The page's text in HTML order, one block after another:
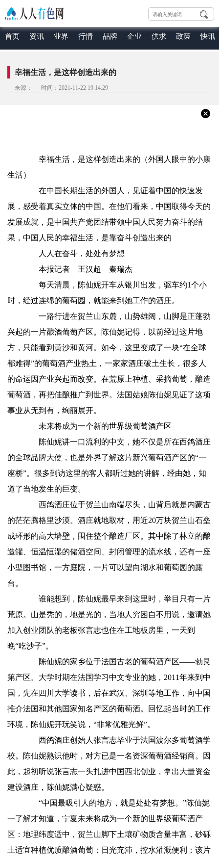
首页 资讯 业界 行情 品牌 企业 供求 政策 快讯
幸福生活，是这样创造出来的
来源： 时间：2021-11-22 19:14:29
幸福生活，是这样创造出来的（外国人眼中的小康
生活）
在中国长期生活的外国人，见证着中国的快速发
展，感受着真实立体的中国。在他们看来，中国取得今天的
发展成就，是中国共产党团结带领中国人民努力奋斗的结
果，中国人民的幸福生活，是靠奋斗创造出来的
人人在奋斗，处处有梦想
本报记者 王汉超 秦瑞杰
每天清晨，陈仙妮开车从银川出发，驱车约1个小
时，经过连绵的葡萄园，就能来到她工作的酒庄。
一路行进在贺兰山东麓，山势雄阔，山脚是正蓬勃
兴起的一片酿酒葡萄产区。陈仙妮记得，以前经过这片地
方，只能看到黄沙和黄河。如今，这里变成了一块“在全球
都难得”的葡萄酒产业热土，一家家酒庄破土生长，很多人
的命运因产业兴起而改变。在荒原上种植、采摘葡萄，酿造
葡萄酒，再把佳酿推广到世界。法国姑娘陈仙妮见证了这项
事业从无到有，绚丽展开。
未来将成为一个新的世界级葡萄酒产区
陈仙妮讲一口流利的中文，她不仅是所在西鸽酒庄
的全球品牌大使，也是外界了解这片新兴葡萄酒产区的“一
座桥”。很多到访这里的客人都听过她的讲解，经由她，知
道了当地发生的巨变。
西鸽酒庄位于贺兰山南端尽头，山背后就是内蒙古
的茫茫腾格里沙漠。酒庄就地取材，用近20万块贺兰山石垒
成环形的高大墙壁，围住整个酿造厂区。其中除了林立的酿
造罐、恒温恒湿的储酒空间、封闭管理的流水线，还有一座
小型图书馆，一方庭院，一片可以望向湖水和葡萄园的露
台。
谁能想到，陈仙妮最早来到这里时，举目只有一片
荒原。山是秃的，地是光的，当地人穷困自不用说，邀请她
加入创业团队的老板张言志也住在工地板房里，一天到
晚“吃沙子”。
陈仙妮的家乡位于法国古老的葡萄酒产区——勃艮
第产区。大学时期在法国学习中文专业的她，2011年来到中
国，先在四川大学读书，后在武汉、深圳等地工作，向中国
推介法国和其他国家知名产区的葡萄酒。回忆起当时的工作
环境，陈仙妮开玩笑说，“非常优雅光鲜”。
西鸽酒庄创始人张言志毕业于法国波尔多葡萄酒学
校。陈仙妮熟识他时，对方已是一名资深葡萄酒经销商。因
此，起初听说张言志一头扎进中国西北创业，拿出大量资金
建设酒庄，陈仙妮满心疑惑。
“中国最吸引人的地方，就是处处有梦想。”陈仙妮
一了解才知道，宁夏未来将成为一个新的世界级葡萄酒产
区：地理纬度适中，贺兰山脚下土壤矿物质含量丰富，砂砾
土适宜种植优质酿酒葡萄；日光充沛，控水灌溉便利；该片